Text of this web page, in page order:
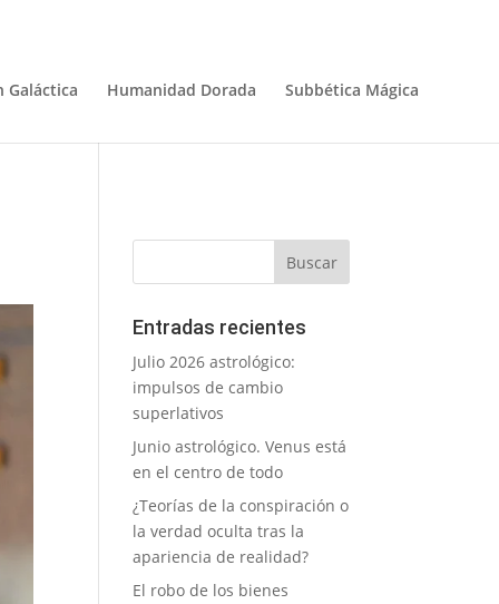
Galáctica Humanidad Dorada Subbética Mágica
Entradas recientes
Julio 2026 astrológico:
impulsos de cambio
superlativos
Junio astrológico. Venus está
en el centro de todo
¿Teorías de la conspiración o
la verdad oculta tras la
apariencia de realidad?
El robo de los bienes